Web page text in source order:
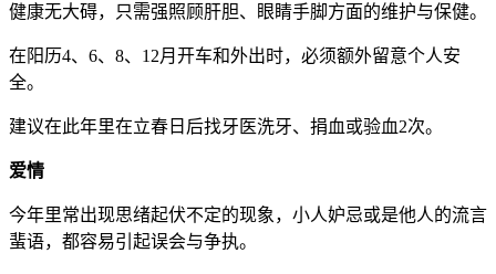
健康无大碍，只需强照顾肝胆、眼睛手脚方面的维护与保健。
在阳历4、6、8、12月开车和外出时，必须额外留意个人安
全。
建议在此年里在立春日后找牙医洗牙、捐血或验血2次。
爱情
今年里常出现思绪起伏不定的现象，小人妒忌或是他人的流言
蜚语，都容易引起误会与争执。